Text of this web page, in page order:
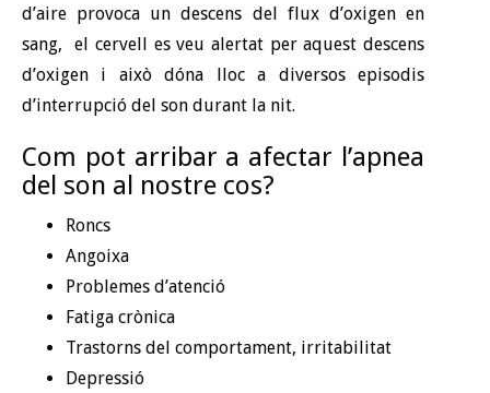
d’aire provoca un descens del flux d’oxigen en
sang, el cervell es veu alertat per aquest descens
d’oxigen i això dóna lloc a diversos episodis
d’interrupció del son durant la nit.
Com pot arribar a afectar l’apnea
del son al nostre cos?
Roncs
Angoixa
Problemes d’atenció
Fatiga crònica
Trastorns del comportament, irritabilitat
Depressió